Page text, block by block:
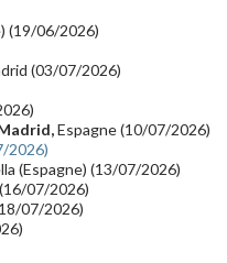
Synthé 80's
(13)
(19/06/2026)
(03/07/2026)
Espagne (10/07/2026)
2026)
(Espagne) (13/07/2026)
07/2026)
07/2026)